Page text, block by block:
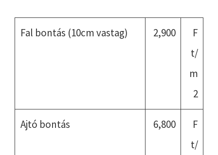
Fal bontás (10cm vastag) 2,900
F
t/
m
2
Ajtó bontás 6,800
F
t/